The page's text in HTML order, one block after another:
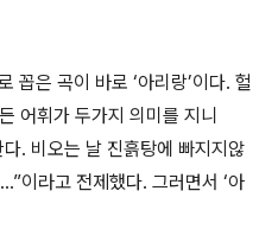
꼽은 곡이 바로 ‘아리랑’이다. 헐
어휘가 두가지 의미를 지니
. 비오는 날 진흙탕에 빠지지않
이라고 전제했다. 그러면서 ‘아